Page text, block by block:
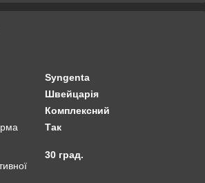
Syngenta
Швейцарія
Комплексний
Так
30 град.